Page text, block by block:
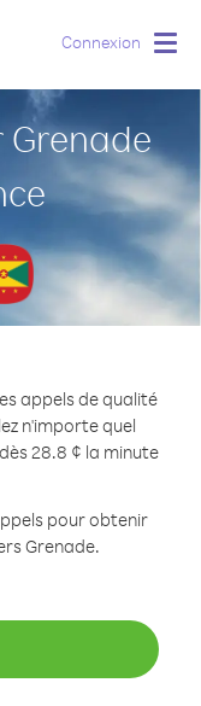
Connexion
appels de qualité
n'importe quel
28.8 ¢ la minute
pour obtenir
Grenade.